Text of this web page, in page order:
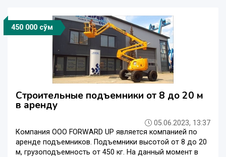
450 000 сўм
Строительные подъемники от 8 до 20 м
в аренду
05.06.2023, 13:37
Компания OOO FORWARD UP является компанией по
аренде подъемников. Подъемники высотой от 8 до 20
м, грузоподъемность от 450 кг. На данный момент в